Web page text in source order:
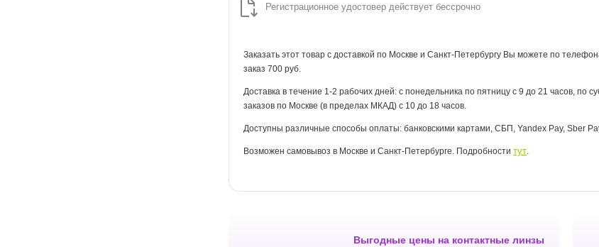
Регистрационное удостовер действует бессрочно
Заказать этот товар с доставкой по Москве и Санкт-Петербургу Вы можете по
заказ 700 руб.
Доставка в течение 1-2 рабочих дней: с понедельника по пятницу с 9 до 21 часов, по
заказов по Москве (в пределах МКАД) с 10 до 18 часов.
Доступны различные способы оплаты: банковскими картами, СБП, Yandex Pay, Sber
Возможен самовывоз в Москве и Санкт-Петербурге. Подробности тут.
Выгодные цены на контактные линзы